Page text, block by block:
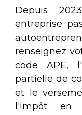
Depuis
entreprise
renseignez
code APE,
partielle de
et le
l'impôt en